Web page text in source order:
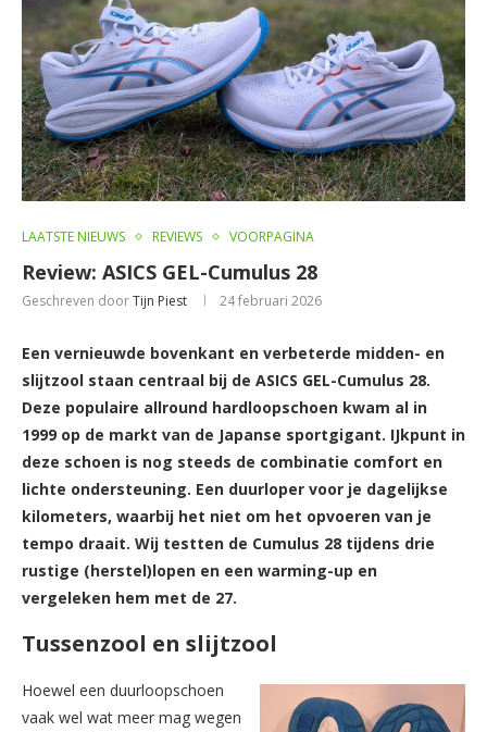
LAATSTE NIEUWS REVIEWS VOORPAGINA
Review: ASICS GEL-Cumulus 28
Geschreven doorTijn Piest 24 februari 2026
Een vernieuwde bovenkant en verbeterde midden- en
slijtzool staan centraal bij de ASICS GEL-Cumulus 28.
Deze populaire allround hardloopschoen kwam al in
1999 op de markt van de Japanse sportgigant. IJkpunt in
deze schoen is nog steeds de combinatie comfort en
lichte ondersteuning. Een duurloper voor je dagelijkse
kilometers, waarbij het niet om het opvoeren van je
tempo draait. Wij testten de Cumulus 28 tijdens drie
rustige (herstel)lopen en een warming-up en
vergeleken hem met de 27.
Tussenzool en slijtzool
Hoewel een duurloopschoen
vaak wel wat meer mag wegen